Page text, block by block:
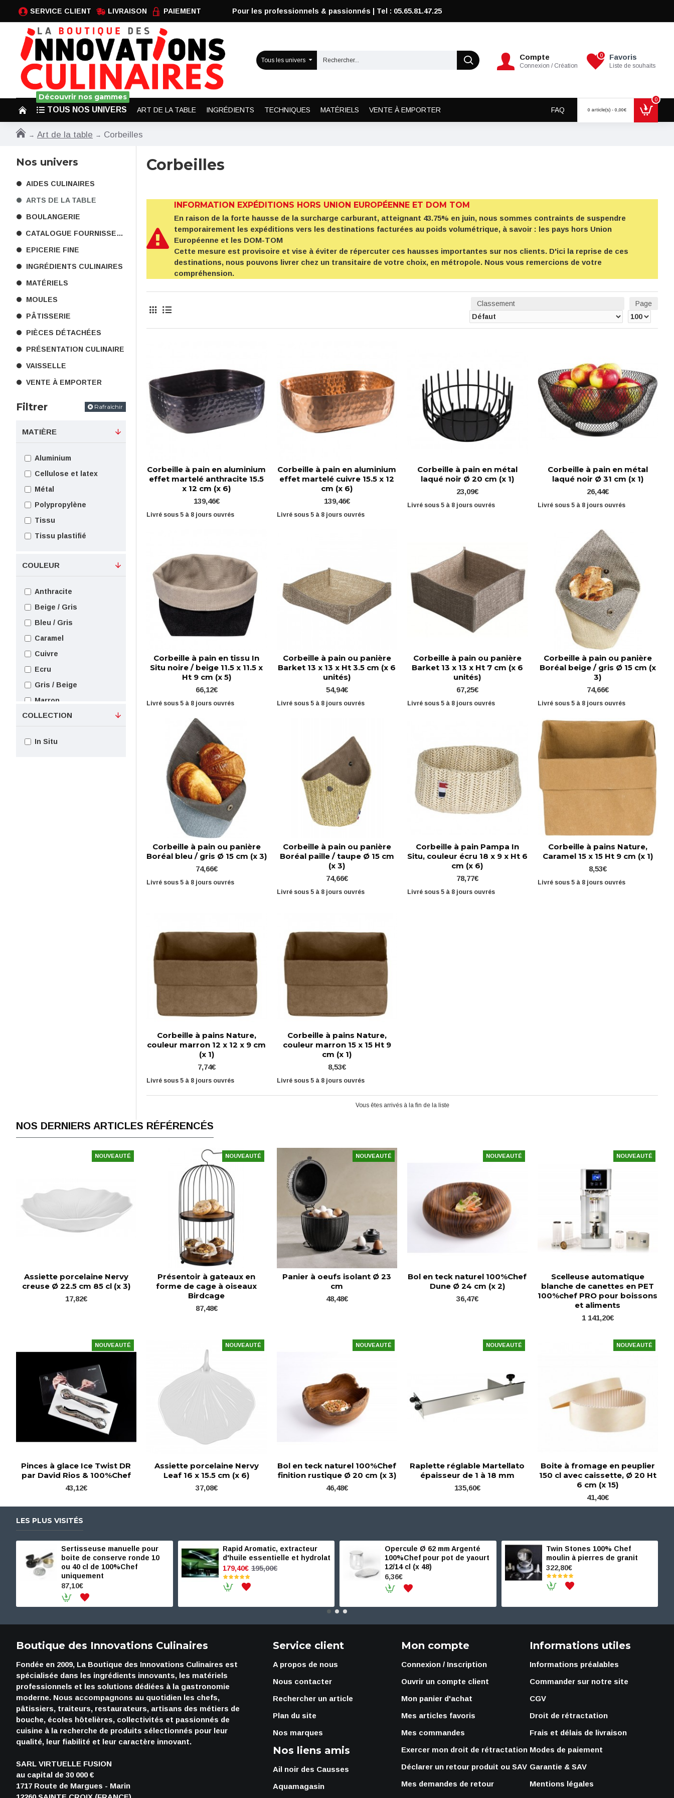
SERVICE CLIENT LIVRAISON PAIEMENT Pour les professionnels & passionnés | Tel : 05.65.81.47.25
Tous les univers Compte
Connexion / Création
Favoris
Liste de souhaits
0
TOUS NOS UNIVERS
Découvrir nos gammes
ART DE LA TABLE INGRÉDIENTS TECHNIQUES MATÉRIELS VENTE À EMPORTER FAQ 0 article(s) - 0,00€
0
Art de la table Corbeilles
Nos univers
AIDES CULINAIRES
ARTS DE LA TABLE
BOULANGERIE
CATALOGUE FOURNISSEURS
EPICERIE FINE
INGRÉDIENTS CULINAIRES
MATÉRIELS
MOULES
PÂTISSERIE
PIÈCES DÉTACHÉES
PRÉSENTATION CULINAIRE
VAISSELLE
VENTE À EMPORTER
Filtrer Rafraîchir
MATIÈRE
Aluminium
Cellulose et latex
Métal
Polypropylène
Tissu
Tissu plastifié
COULEUR
Anthracite
Beige / Gris
Bleu / Gris
Caramel
Cuivre
Ecru
Gris / Beige
Marron
Noire
Paille / Taupe
COLLECTION
In Situ
Corbeilles
INFORMATION EXPÉDITIONS HORS UNION EUROPÉENNE ET DOM TOM
En raison de la forte hausse de la surcharge carburant, atteignant 43.75% en juin, nous sommes contraints de suspendre
temporairement les expéditions vers les destinations facturées au poids volumétrique, à savoir : les pays hors Union
Européenne et les DOM-TOM
Cette mesure est provisoire et vise à éviter de répercuter ces hausses importantes sur nos clients. D'ici la reprise de ces
destinations, nous pouvons livrer chez un transitaire de votre choix, en métropole. Nous vous remercions de votre
compréhension.
Classement Page
Corbeille à pain en aluminium
effet martelé anthracite 15.5
x 12 cm (x 6)
139,46€
Livré sous 5 à 8 jours ouvrés
Corbeille à pain en aluminium
effet martelé cuivre 15.5 x 12
cm (x 6)
139,46€
Livré sous 5 à 8 jours ouvrés
Corbeille à pain en métal
laqué noir Ø 20 cm (x 1)
23,09€
Livré sous 5 à 8 jours ouvrés
Corbeille à pain en métal
laqué noir Ø 31 cm (x 1)
26,44€
Livré sous 5 à 8 jours ouvrés
Corbeille à pain en tissu In
Situ noire / beige 11.5 x 11.5 x
Ht 9 cm (x 5)
66,12€
Livré sous 5 à 8 jours ouvrés
Corbeille à pain ou panière
Barket 13 x 13 x Ht 3.5 cm (x 6
unités)
54,94€
Livré sous 5 à 8 jours ouvrés
Corbeille à pain ou panière
Barket 13 x 13 x Ht 7 cm (x 6
unités)
67,25€
Livré sous 5 à 8 jours ouvrés
Corbeille à pain ou panière
Boréal beige / gris Ø 15 cm (x
3)
74,66€
Livré sous 5 à 8 jours ouvrés
Corbeille à pain ou panière
Boréal bleu / gris Ø 15 cm (x 3)
74,66€
Livré sous 5 à 8 jours ouvrés
Corbeille à pain ou panière
Boréal paille / taupe Ø 15 cm
(x 3)
74,66€
Livré sous 5 à 8 jours ouvrés
Corbeille à pain Pampa In
Situ, couleur écru 18 x 9 x Ht 6
cm (x 6)
78,77€
Livré sous 5 à 8 jours ouvrés
Corbeille à pains Nature,
Caramel 15 x 15 Ht 9 cm (x 1)
8,53€
Livré sous 5 à 8 jours ouvrés
Corbeille à pains Nature,
couleur marron 12 x 12 x 9 cm
(x 1)
7,74€
Livré sous 5 à 8 jours ouvrés
Corbeille à pains Nature,
couleur marron 15 x 15 Ht 9
cm (x 1)
8,53€
Livré sous 5 à 8 jours ouvrés
Vous êtes arrivés à la fin de la liste
NOS DERNIERS ARTICLES RÉFÉRENCÉS
NOUVEAUTÉ
Assiette porcelaine Nervy
creuse Ø 22.5 cm 85 cl (x 3)
17,82€
NOUVEAUTÉ
Présentoir à gateaux en
forme de cage à oiseaux
Birdcage
87,48€
NOUVEAUTÉ
Panier à oeufs isolant Ø 23
cm
48,48€
NOUVEAUTÉ
Bol en teck naturel 100%Chef
Dune Ø 24 cm (x 2)
36,47€
NOUVEAUTÉ
Scelleuse automatique
blanche de canettes en PET
100%chef PRO pour boissons
et aliments
1 141,20€
NOUVEAUTÉ
Pinces à glace Ice Twist DR
par David Rios & 100%Chef
43,12€
NOUVEAUTÉ
Assiette porcelaine Nervy
Leaf 16 x 15.5 cm (x 6)
37,08€
NOUVEAUTÉ
Bol en teck naturel 100%Chef
finition rustique Ø 20 cm (x 3)
46,48€
NOUVEAUTÉ
Raplette réglable Martellato
épaisseur de 1 à 18 mm
135,60€
NOUVEAUTÉ
Boite à fromage en peuplier
150 cl avec caissette, Ø 20 Ht
6 cm (x 15)
41,40€
LES PLUS VISITÉS
Sertisseuse manuelle pour
boite de conserve ronde 10
ou 40 cl de 100%Chef
uniquement
87,10€
Rapid Aromatic, extracteur
d'huile essentielle et hydrolat
179,40€ 195,00€
Opercule Ø 62 mm Argenté
100%Chef pour pot de yaourt
12/14 cl (x 48)
6,36€
Twin Stones 100% Chef
moulin à pierres de granit
322,80€
Boutique des Innovations Culinaires
Fondée en 2009, La Boutique des Innovations Culinaires est
spécialisée dans les ingrédients innovants, les matériels
professionnels et les solutions dédiées à la gastronomie
moderne. Nous accompagnons au quotidien les chefs,
pâtissiers, traiteurs, restaurateurs, artisans des métiers de
bouche, écoles hôtelières, collectivités et passionnés de
cuisine à la recherche de produits sélectionnés pour leur
qualité, leur fiabilité et leur caractère innovant.
SARL VIRTUELLE FUSION
au capital de 30 000 €
1717 Route de Margues - Marin
Service client
A propos de nous
Nous contacter
Rechercher un article
Plan du site
Nos marques
Nos liens amis
Ail noir des Causses
Aquamagasin
Mon compte
Connexion / Inscription
Ouvrir un compte client
Mon panier d'achat
Mes articles favoris
Mes commandes
Exercer mon droit de rétractation
Déclarer un retour produit ou SAV
Mes demandes de retour
Informations utiles
Informations préalables
Commander sur notre site
CGV
Droit de rétractation
Frais et délais de livraison
Modes de paiement
Garantie & SAV
Mentions légales